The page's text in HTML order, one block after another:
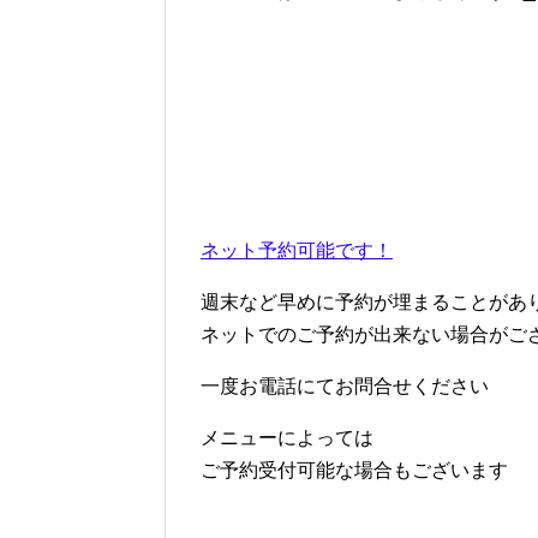
ネット予約可能です！
週末など早めに予約が埋まることがあ
ネットでのご予約が出来ない場合がご
一度お電話にてお問合せください
メニューによっては
ご予約受付可能な場合もございます